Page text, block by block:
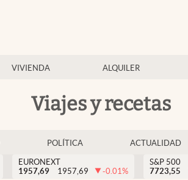
VIVIENDA ALQUILER
Viajes y recetas
POLÍTICA ACTUALIDAD
EURONEXT
1957,69
1957,69 -0.01%
S&P 500
7723,55